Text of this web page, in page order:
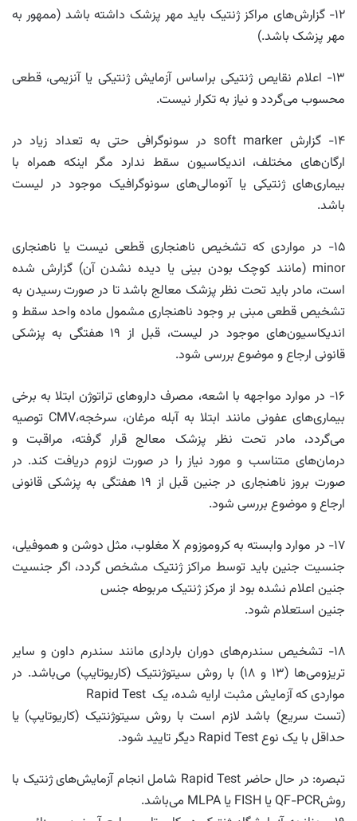
۱۲- گزارش‌های مراکز ژنتیک باید مهر پزشک داشته باشد (ممهور به
مهر پزشک باشد.)
۱۳- اعلام نقایص ژنتیکی براساس آزمایش ژنتیکی یا آنزیمی، قطعی
محسوب می‌گردد و نیاز به تکرار نیست.
۱۴- گزارش soft marker در سونوگرافی حتی به تعداد زیاد در
ارگان‌های مختلف، اندیکاسیون سقط ندارد مگر اینکه همراه با
بیماری‌های ژنتیکی یا آنومالی‌های سونوگرافیک موجود در لیست
باشد.
۱۵- در مواردی که تشخیص ناهنجاری قطعی نیست یا ناهنجاری
minor (مانند کوچک بودن بینی یا دیده نشدن آن) گزارش شده
است، مادر باید تحت نظر پزشک معالج باشد تا در صورت رسیدن به
تشخیص قطعی مبنی بر وجود ناهنجاری مشمول ماده واحد سقط و
اندیکاسیون‌های موجود در لیست، قبل از ۱۹ هفتگی به پزشکی
قانونی ارجاع و موضوع بررسی شود.
۱۶- در موارد مواجهه با اشعه، مصرف داروهای تراتوژن ابتلا به برخی
بیماری‌های عفونی مانند ابتلا به آبله مرغان، سرخجه،CMV توصیه
می‌گردد، مادر تحت نظر پزشک معالج قرار گرفته، مراقبت و
درمان‌های متناسب و مورد نیاز را در صورت لزوم دریافت کند. در
صورت بروز ناهنجاری در جنین قبل از ۱۹ هفتگی به پزشکی قانونی
ارجاع و موضوع بررسی شود.
۱۷- در موارد وابسته به کروموزوم X مغلوب، مثل دوشن و هموفیلی،
جنسیت جنین باید توسط مراکز ژنتیک مشخص گردد، اگر جنسیت
جنین اعلام نشده بود از مرکز ژنتیک مربوطه جنس
جنین استعلام شود.
۱۸- تشخیص سندرم‌های دوران بارداری مانند سندرم داون و سایر
تریزومی‌ها (۱۳ و ۱۸) با روش سیتوژنتیک (کاریوتایپ) می‌باشد. در
مواردی که آزمایش مثبت ارایه شده، یک Rapid Test
(تست سریع) باشد لازم است با روش سیتوژنتیک (کاریوتایپ) یا
حداقل با یک نوع Rapid Test دیگر تایید شود.
تبصره: در حال حاضر Rapid Test شامل انجام آزمایش‌های ژنتیک با
روشQF-PCR یا FISH یا MLPA می‌باشد.